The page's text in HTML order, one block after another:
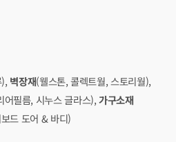
벽장재(웰스톤, 콜렉트월, 스토리월),
어필름, 시누스 글라스),가구소재
드 도어 & 바디)